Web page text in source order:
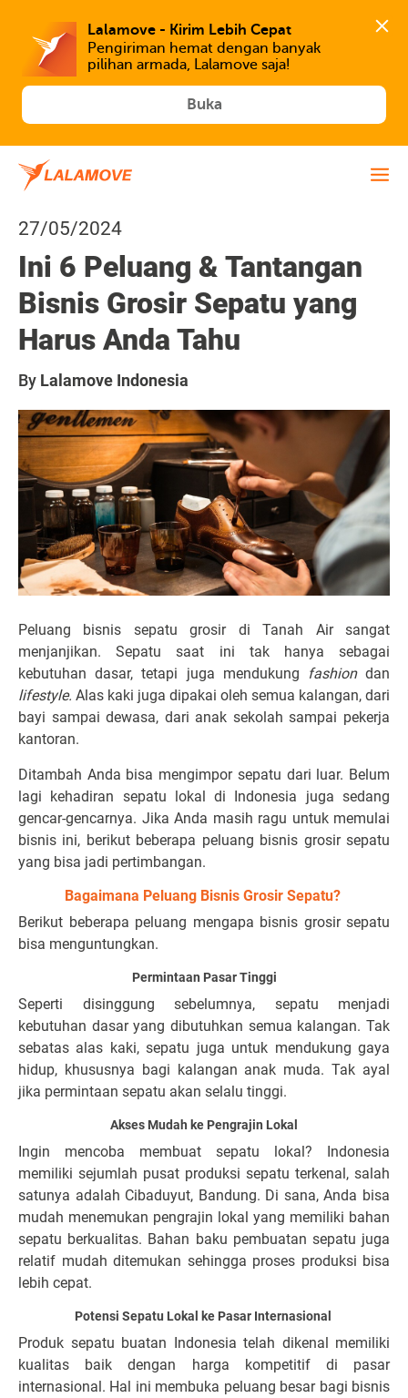
Lalamove - Kirim Lebih Cepat
Pengiriman hemat dengan banyak
Buka
27/05/2024
Ini 6 Peluang & Tantangan
Bisnis Grosir Sepatu yang
Harus Anda Tahu
By Lalamove Indonesia
Peluang bisnis sepatu grosir di Tanah Air sangat
menjanjikan. Sepatu saat ini tak hanya sebagai
kebutuhan dasar, tetapi juga mendukung
fashiondan
lifestyle. Alas kaki juga dipakai oleh semua kalangan, dari
bayi sampai dewasa, dari anak sekolah sampai pekerja
kantoran.
Ditambah Anda bisa mengimpor sepatu dari luar. Belum
lagi kehadiran sepatu lokal di Indonesia juga sedang
gencar-gencarnya. Jika Anda masih ragu untuk memulai
bisnis ini, berikut beberapa peluang bisnis grosir sepatu
yang bisa jadi pertimbangan.
Bagaimana Peluang Bisnis Grosir Sepatu?
Berikut beberapa peluang mengapa bisnis grosir sepatu
bisa menguntungkan.
Permintaan Pasar Tinggi
Seperti disinggung sebelumnya, sepatu menjadi
kebutuhan dasar yang dibutuhkan semua kalangan. Tak
sebatas alas kaki, sepatu juga untuk mendukung gaya
hidup, khususnya bagi kalangan anak muda. Tak ayal
jika permintaan sepatu akan selalu tinggi.
Akses Mudah ke Pengrajin Lokal
Ingin mencoba membuat sepatu lokal? Indonesia
memiliki sejumlah pusat produksi sepatu terkenal, salah
satunya adalah Cibaduyut, Bandung. Di sana, Anda bisa
mudah menemukan pengrajin lokal yang memiliki bahan
sepatu berkualitas. Bahan baku pembuatan sepatu juga
relatif mudah ditemukan sehingga proses produksi bisa
lebih cepat.
Potensi Sepatu Lokal ke Pasar Internasional
Produk sepatu buatan Indonesia telah dikenal memiliki
kualitas baik dengan harga kompetitif di pasar
internasional. Hal ini membuka peluang besar bagi bisnis